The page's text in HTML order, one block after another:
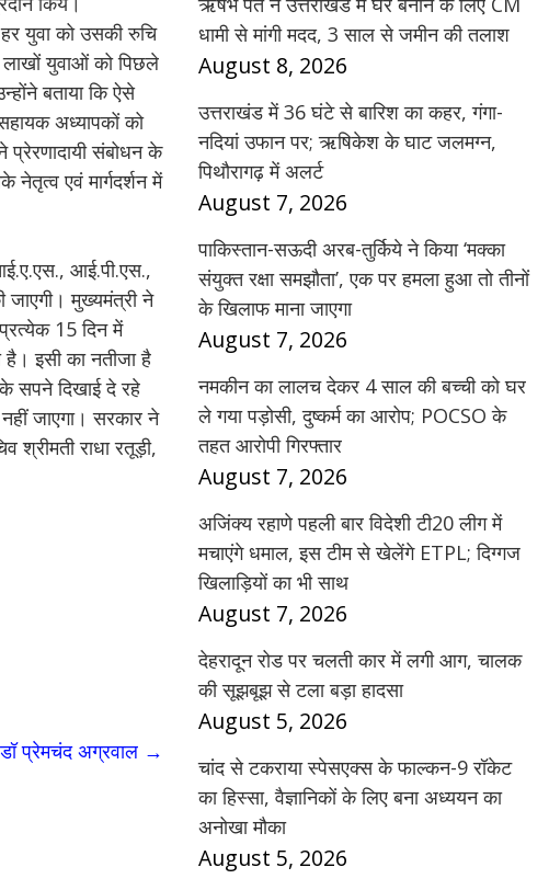
युवा को उसकी रुचि
युवाओं को पिछले
बताया कि ऐसे
अध्यापकों को
संबोधन के
नेतृत्व एवं मार्गदर्शन में
आई.पी.एस.,
जाएगी। मुख्यमंत्री ने
15 दिन में
है। इसी का नतीजा है
सपने दिखाई दे रहे
जाएगा। सरकार ने
श्रीमती राधा रतूड़ी,
प्रेमचंद अग्रवाल →
धामी से मांगी मदद, 3 साल से जमीन की तलाश
August 8, 2026
उत्तराखंड में 36 घंटे से बारिश का कहर, गंगा-
नदियां उफान पर; ऋषिकेश के घाट जलमग्न,
पिथौरागढ़ में अलर्ट
August 7, 2026
पाकिस्तान-सऊदी अरब-तुर्किये ने किया ‘मक्का
संयुक्त रक्षा समझौता’, एक पर हमला हुआ तो तीनों
के खिलाफ माना जाएगा
August 7, 2026
नमकीन का लालच देकर 4 साल की बच्ची को घर
ले गया पड़ोसी, दुष्कर्म का आरोप; POCSO के
तहत आरोपी गिरफ्तार
August 7, 2026
अजिंक्य रहाणे पहली बार विदेशी टी20 लीग में
मचाएंगे धमाल, इस टीम से खेलेंगे ETPL; दिग्गज
खिलाड़ियों का भी साथ
August 7, 2026
देहरादून रोड पर चलती कार में लगी आग, चालक
की सूझबूझ से टला बड़ा हादसा
August 5, 2026
चांद से टकराया स्पेसएक्स के फाल्कन-9 रॉकेट
का हिस्सा, वैज्ञानिकों के लिए बना अध्ययन का
अनोखा मौका
August 5, 2026